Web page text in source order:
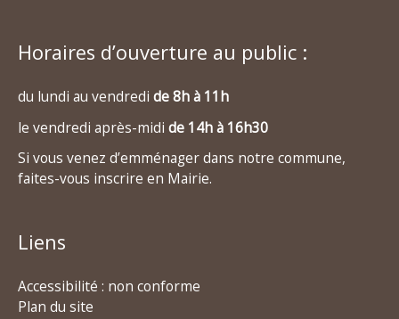
Horaires d’ouverture au public :
du lundi au vendredi de 8h à 11h
le vendredi après-midi de 14h à 16h30
Si vous venez d’emménager dans notre commune,
faites-vous inscrire en Mairie.
Liens
Accessibilité : non conforme
Plan du site